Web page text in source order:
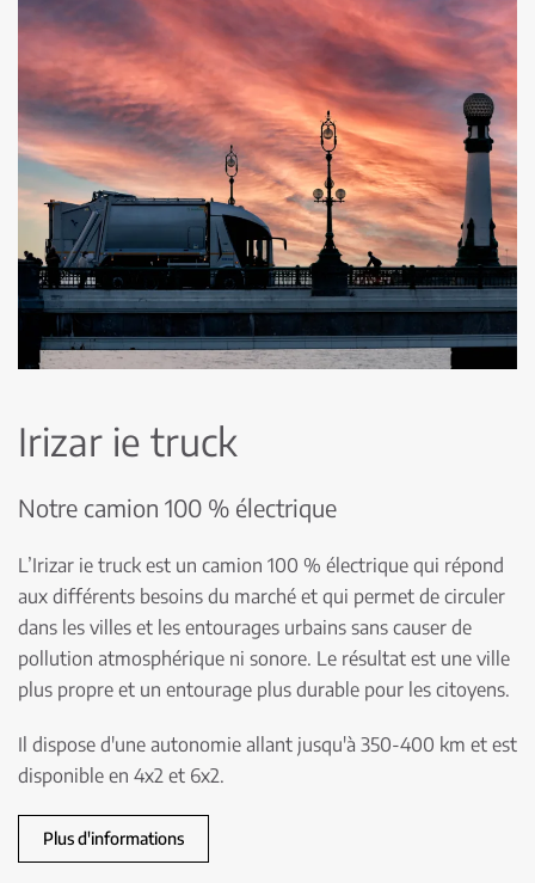
Irizar ie truck
Notre camion 100 % électrique
L’Irizar ie truck est un camion 100 % électrique qui répond
aux différents besoins du marché et qui permet de circuler
dans les villes et les entourages urbains sans causer de
pollution atmosphérique ni sonore. Le résultat est une ville
plus propre et un entourage plus durable pour les citoyens.
Il dispose d'une autonomie allant jusqu'à 350-400 km et est
disponible en 4x2 et 6x2.
Plus d'informations